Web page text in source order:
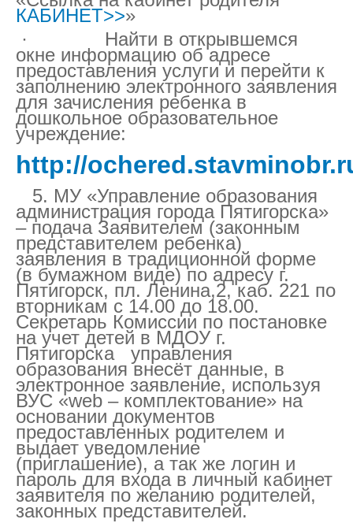
КАБИНЕТ>>»
· Найти в открывшемся
окне информацию об адресе
предоставления услуги и перейти к
заполнению электронного заявления
для зачисления ребенка в
дошкольное образовательное
учреждение:
http://
5. МУ «Управление образования
администрация города Пятигорска»
– подача Заявителем (законным
представителем ребенка)
заявления в традиционной форме
(в бумажном виде) по адресу г.
Пятигорск, пл. Ленина,2, каб. 221 по
вторникам с 14.00 до 18.00.
Секретарь Комиссии по постановке
на учет детей в МДОУ г.
Пятигорска управления
образования внесёт данные, в
электронное заявление, используя
ВУС «web – комплектование» на
основании документов
предоставленных родителем и
выдает уведомление
(приглашение), а так же логин и
пароль для входа в личный кабинет
заявителя по желанию родителей,
законных представителей.